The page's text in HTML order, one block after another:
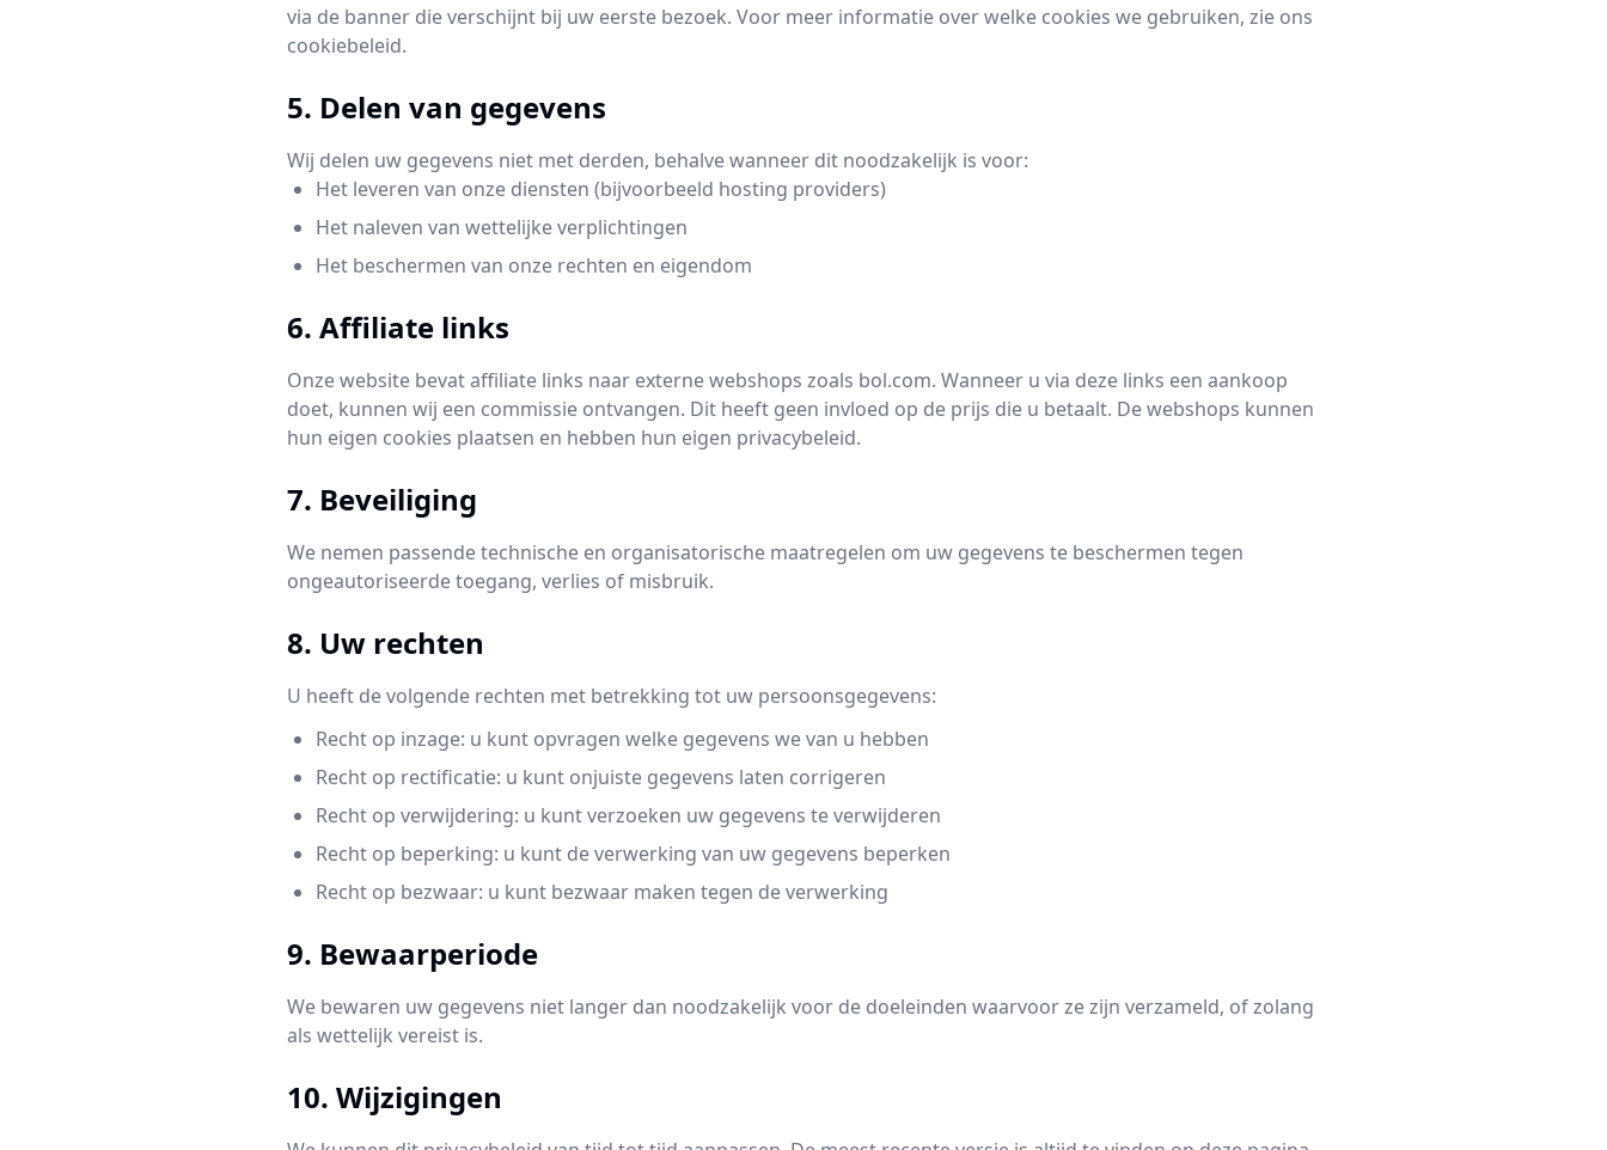
via de banner die verschijnt bij uw eerste bezoek. Voor meer informatie over welke cookies we gebruiken, zie ons
cookiebeleid.
5. Delen van gegevens
Wij delen uw gegevens niet met derden, behalve wanneer dit noodzakelijk is voor:
Het leveren van onze diensten (bijvoorbeeld hosting providers)
Het naleven van wettelijke verplichtingen
Het beschermen van onze rechten en eigendom
6. Affiliate links
Onze website bevat affiliate links naar externe webshops zoals bol.com. Wanneer u via deze links een aankoop
doet, kunnen wij een commissie ontvangen. Dit heeft geen invloed op de prijs die u betaalt. De webshops kunnen
hun eigen cookies plaatsen en hebben hun eigen privacybeleid.
7. Beveiliging
We nemen passende technische en organisatorische maatregelen om uw gegevens te beschermen tegen
ongeautoriseerde toegang, verlies of misbruik.
8. Uw rechten
U heeft de volgende rechten met betrekking tot uw persoonsgegevens:
Recht op inzage: u kunt opvragen welke gegevens we van u hebben
Recht op rectificatie: u kunt onjuiste gegevens laten corrigeren
Recht op verwijdering: u kunt verzoeken uw gegevens te verwijderen
Recht op beperking: u kunt de verwerking van uw gegevens beperken
Recht op bezwaar: u kunt bezwaar maken tegen de verwerking
9. Bewaarperiode
We bewaren uw gegevens niet langer dan noodzakelijk voor de doeleinden waarvoor ze zijn verzameld, of zolang
als wettelijk vereist is.
10. Wijzigingen